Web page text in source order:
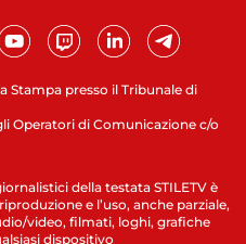
Stampa presso il Tribunale di
Operatori di Comunicazione c/o
della testata STILETV è
e l’uso, anche parziale,
video, filmati, loghi, grafiche
dispositivo